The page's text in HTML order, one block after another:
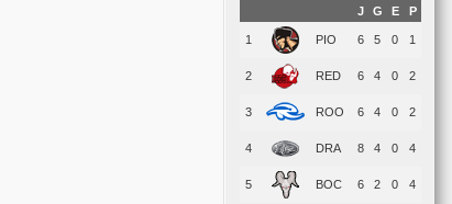
J G E P
1 PIO 6 5 0 1
2 RED 6 4 0 2
3 ROO 6 4 0 2
4 DRA 8 4 0 4
5 BOC 6 2 0 4